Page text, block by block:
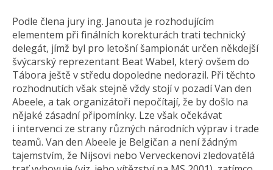
Podle člena jury ing. Janouta je rozhodujícím
elementem při finálních korekturách trati technický
delegát, jímž byl pro letošní šampionát určen někdejší
švýcarský reprezentant Beat Wabel, který ovšem do
Tábora ještě v středu dopoledne nedorazil. Při těchto
rozhodnutích však stejně vždy stojí v pozadí Van den
Abeele, a tak organizátoři nepočítají, že by došlo na
nějaké zásadní připomínky. Lze však očekávat
i intervenci ze strany různých národních výprav i trade
teamů. Van den Abeele je Belgičan a není žádným
tajemstvím, že Nijsovi nebo Verveckenovi zledovatělá